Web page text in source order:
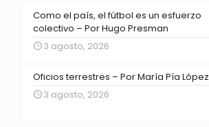
Como el país, el fútbol es un esfuerzo
colectivo – Por Hugo Presman
3 agosto, 2026
Oficios terrestres – Por María Pía López
3 agosto, 2026